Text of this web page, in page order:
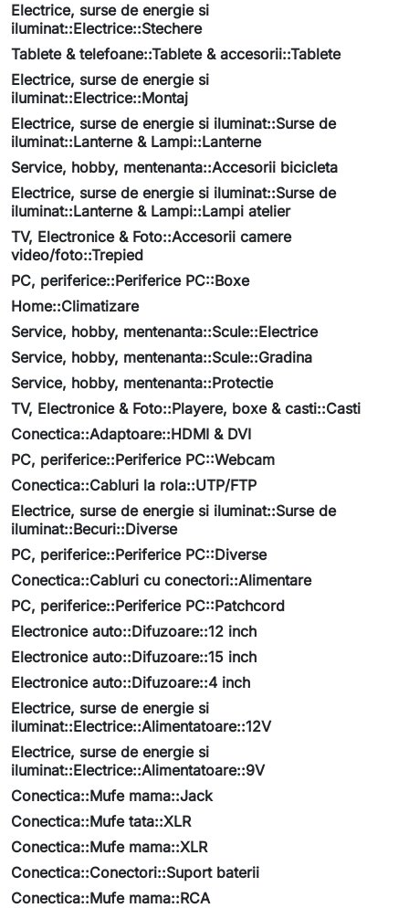
Electrice, surse de energie si
iluminat::Electrice::Stechere
Tablete & telefoane::Tablete & accesorii::Tablete
Electrice, surse de energie si
iluminat::Electrice::Montaj
Electrice, surse de energie si iluminat::Surse de
iluminat::Lanterne & Lampi::Lanterne
Service, hobby, mentenanta::Accesorii bicicleta
Electrice, surse de energie si iluminat::Surse de
iluminat::Lanterne & Lampi::Lampi atelier
TV, Electronice & Foto::Accesorii camere
video/foto::Trepied
PC, periferice::Periferice PC::Boxe
Home::Climatizare
Service, hobby, mentenanta::Scule::Electrice
Service, hobby, mentenanta::Scule::Gradina
Service, hobby, mentenanta::Protectie
TV, Electronice & Foto::Playere, boxe & casti::Casti
Conectica::Adaptoare::HDMI & DVI
PC, periferice::Periferice PC::Webcam
Conectica::Cabluri la rola::UTP/FTP
Electrice, surse de energie si iluminat::Surse de
iluminat::Becuri::Diverse
PC, periferice::Periferice PC::Diverse
Conectica::Cabluri cu conectori::Alimentare
PC, periferice::Periferice PC::Patchcord
Electronice auto::Difuzoare::12 inch
Electronice auto::Difuzoare::15 inch
Electronice auto::Difuzoare::4 inch
Electrice, surse de energie si
iluminat::Electrice::Alimentatoare::12V
Electrice, surse de energie si
iluminat::Electrice::Alimentatoare::9V
Conectica::Mufe mama::Jack
Conectica::Mufe tata::XLR
Conectica::Mufe mama::XLR
Conectica::Conectori::Suport baterii
Conectica::Mufe mama::RCA